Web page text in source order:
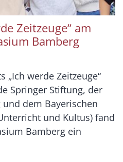
Zeitzeuge“ am
Bamberg
„Ich werde Zeitzeuge“
Springer Stiftung, der
und dem Bayerischen
und Kultus) fand
Bamberg ein